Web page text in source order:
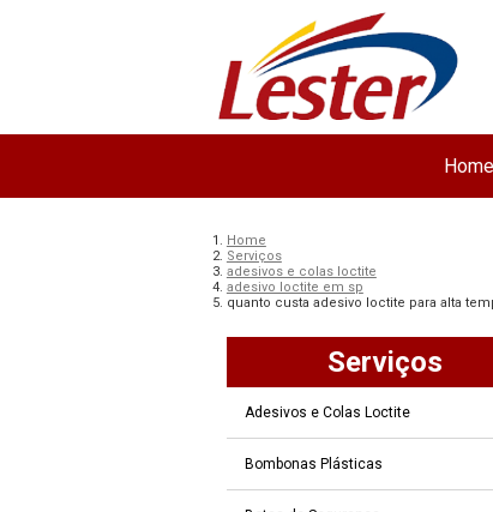
Home
Home
Serviços
adesivos e colas loctite
adesivo loctite em sp
quanto custa adesivo loctite para alta
Serviços
Adesivos e Colas Loctite
Bombonas Plásticas